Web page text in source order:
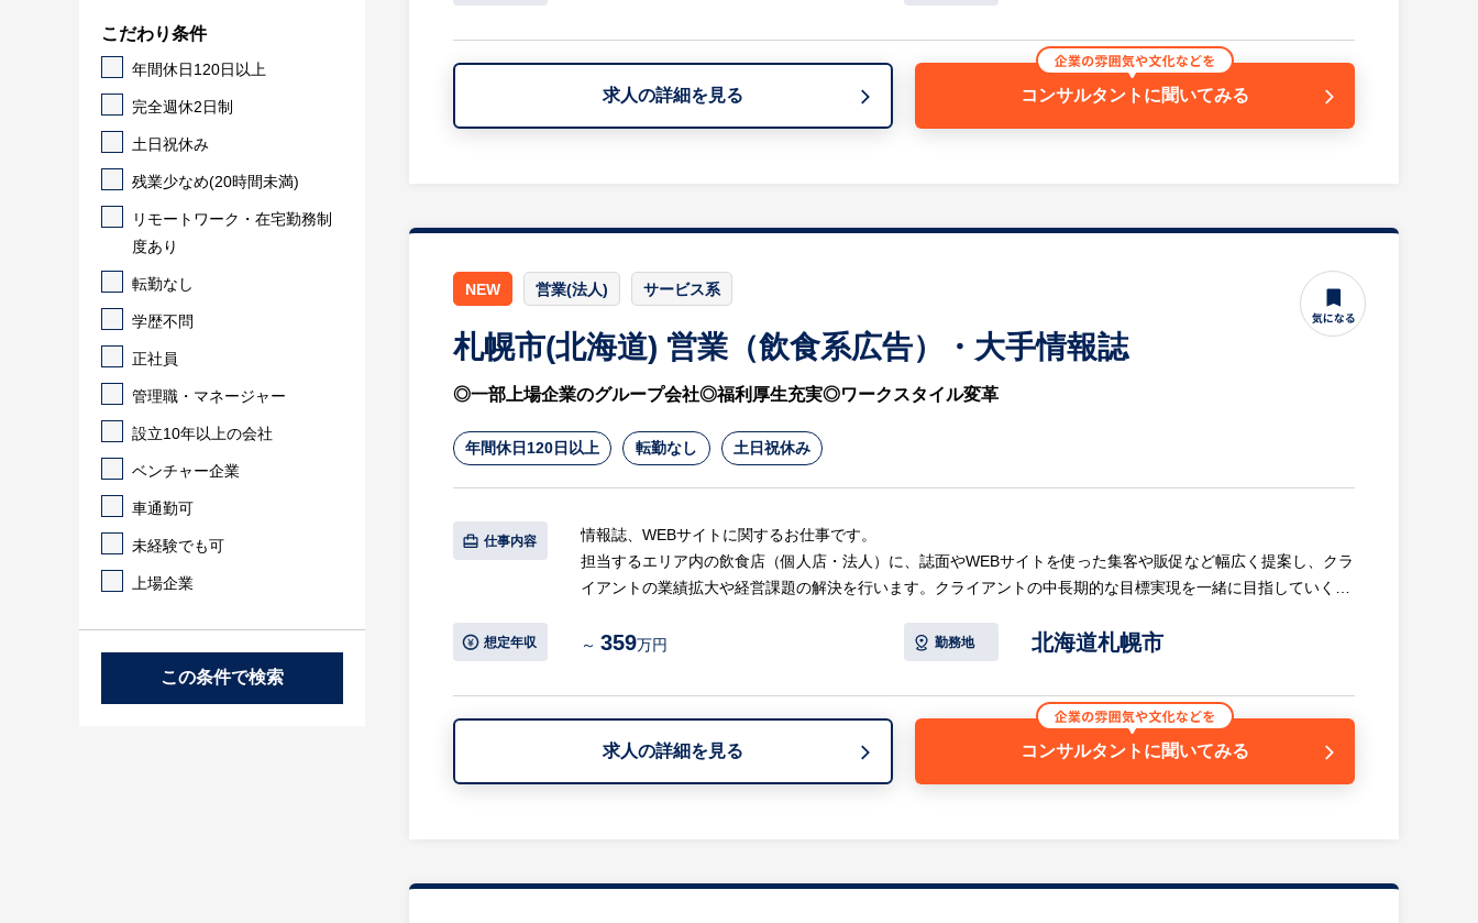
・担当エリア内の顧客に対して、自社サービスによる集客企画を提案
※顧客…ヘアサロンやネイルサロン、エステ・リラクゼーション店（個人店・法人）
等
※詳細は面談時にお伝えします
求人の詳細を見る コンサルタントに聞いてみる
NEW 営業(法人) サービス系
札幌市(北海道) 営業（飲食系広告）・大手情報誌
◎一部上場企業のグループ会社◎福利厚生充実◎ワークスタイル変革
年間休日120日以上 転勤なし 土日祝休み
仕事内容
情報誌、WEBサイトに関するお仕事です。
担当するエリア内の飲食店（個人店・法人）に、誌面やWEBサイトを使った集客や販促など幅広く提案し、クラ
イアントの業績拡大や経営課題の解決を行います。クライアントの中長期的な目標実現を一緒に目指していく中
ネスの課題解決を通じて、旅行をする全ての方、地域に喜びを与えていけるお仕事です。また、飲食店が好き！
地元を元気にしたい！という方にも、大きなやりがいを感じていただけるお仕事です。
【具体的には…】
・担当エリア内の顧客に対して、自社サービスによる集客企画を提案（顧客：飲食店等）
想定年収 ～ 359万円 勤務地 北海道札幌市
求人の詳細を見る コンサルタントに聞いてみる
こだわり条件
年間休日120日以上
完全週休2日制
土日祝休み
残業少なめ(20時間未満)
リモートワーク・在宅勤務制
度あり
転勤なし
学歴不問
正社員
管理職・マネージャー
設立10年以上の会社
ベンチャー企業
車通勤可
未経験でも可
上場企業
この条件で検索